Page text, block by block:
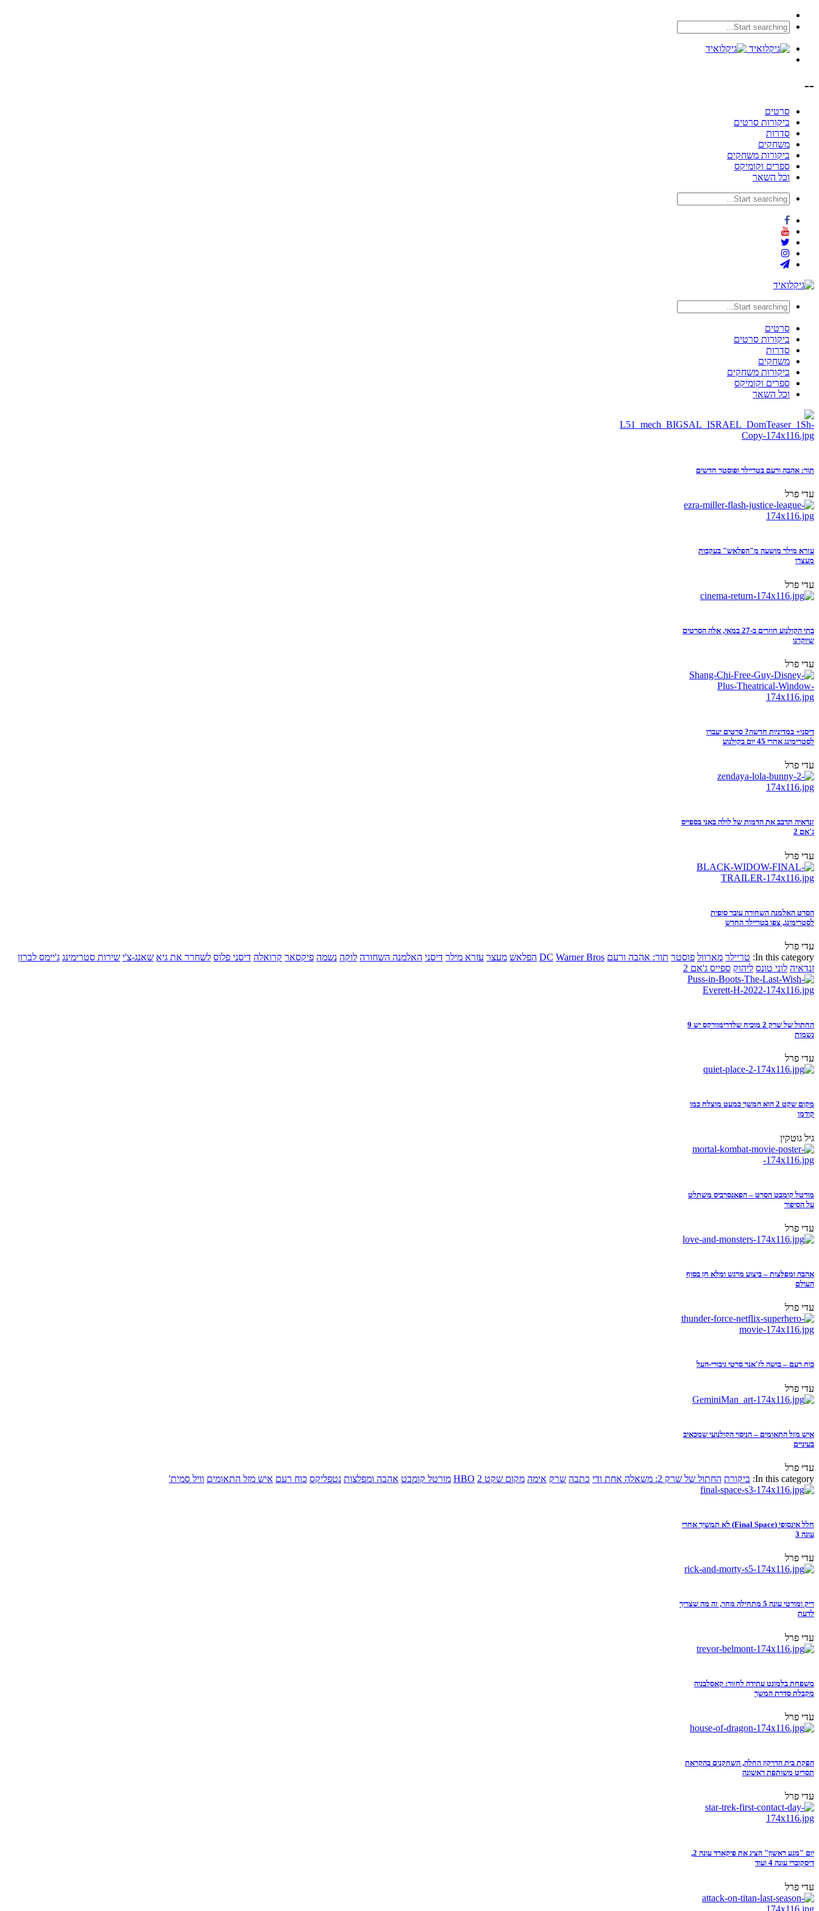
--
סרטים
ביקורות סרטים
סדרות
משחקים
ביקורות משחקים
ספרים וקומיקס
וכל השאר
סרטים
ביקורות סרטים
סדרות
משחקים
ביקורות משחקים
ספרים וקומיקס
וכל השאר
תור: אהבה ורעם בטריילר ופוסטר חדשים
עדי פרל
עזרא מילר מושעה מ"הפלאש" בעקבות
מעצרו
עדי פרל
בתי הקולנוע חוזרים ב-27 במאי, אלה הסרטים
שיוקרנו
עדי פרל
דיסני+ במדיניות חדשה? סרטים יעברו
לסטרימינג אחרי 45 יום בקולנוע
עדי פרל
זנדאיה תדבב את הדמות של לולה באני בספייס
ג'אם 2
עדי פרל
הסרט האלמנה השחורה עובר סופית
לסטרימינג, צפו בטריילר החדש
עדי פרל
In this category: טריילר מארוול פוסטר תור: אהבה ורעם DC Warner Bros הפלאש מעצר עזרא מילר דיסני האלמנה השחורה לוקה נשמה פיקסאר קרואלה דיסני פלוס לשחרר את גיא שאנג-צ'י שירות סטרימינג ג'יימס לברון
זנדאיה לוני טונס ליהוק ספייס ג'אם 2
החתול של שרק 2 מוכיח שלדרימוורקס יש 9
נשמות
עדי פרל
מקום שקט 2 הוא המשך כמעט מוצלח כמו
קודמו
גיל גוטקין
מורטל קומבט הסרט – הפאנסרביס משתלט
על הסיפור
עדי פרל
אהבה ומפלצות – ביצוע מרגש ומלא חן בסוף
העולם
עדי פרל
כוח רעם – בושה לז'אנר סרטי גיבורי-העל
עדי פרל
איש מזל התאומים – הניסוי הקולנועי שמכאיב
בעיניים
עדי פרל
In this category: ביקורת החתול של שרק 2: משאלה אחת ודי כתבה שרק אימה מקום שקט 2 HBO מורטל קומבט אהבה ומפלצות נטפליקס כוח רעם איש מזל התאומים וויל סמית'
חלל אינסופי (Final Space) לא תמשיך אחרי
עונה 3
עדי פרל
ריק ומורטי עונה 5 מתחילה מחר, זה מה שצריך
לדעת
עדי פרל
משפחת בלמונט עתידה לחזור: קאסלבניה
מקבלת סדרת המשך
עדי פרל
הפקת בית הדרקון החלה, השחקנים בהקראת
תסריט משותפת ראשונה
עדי פרל
יום "מגע ראשון" הציג את פיקארד עונה 2,
דיסקוברי עונה 4 ועוד
עדי פרל